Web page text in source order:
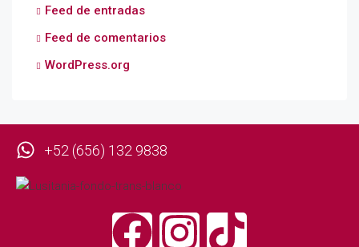
Feed de entradas
Feed de comentarios
WordPress.org
+52 (656) 132 9838